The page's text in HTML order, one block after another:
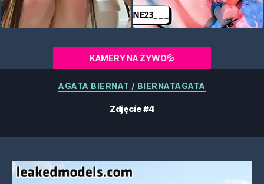
KAMERY NA ŻYWO💦
Kategorie
AGATA BIERNAT / BIERNATAGATA
Zdjęcie #4